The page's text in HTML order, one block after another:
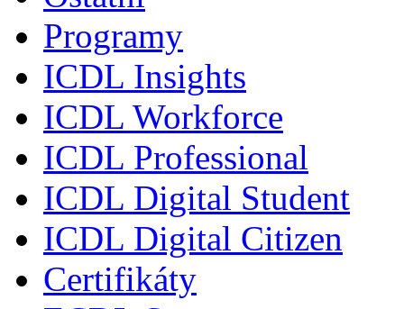
Programy
ICDL Insights
ICDL Workforce
ICDL Professional
ICDL Digital Student
ICDL Digital Citizen
Certifikáty